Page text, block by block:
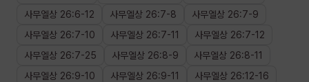
사무엘상 26:6-12 사무엘상 26:7-8 사무엘상 26:7-9
사무엘상 26:7-10 사무엘상 26:7-11 사무엘상 26:7-12
사무엘상 26:7-25 사무엘상 26:8-9 사무엘상 26:8-11
사무엘상 26:9-10 사무엘상 26:9-11 사무엘상 26:12-16